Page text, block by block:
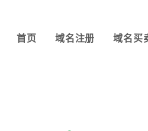
首页 域名注册 域名买